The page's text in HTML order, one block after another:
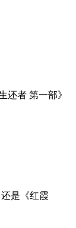
者 第一部》
是《红霞